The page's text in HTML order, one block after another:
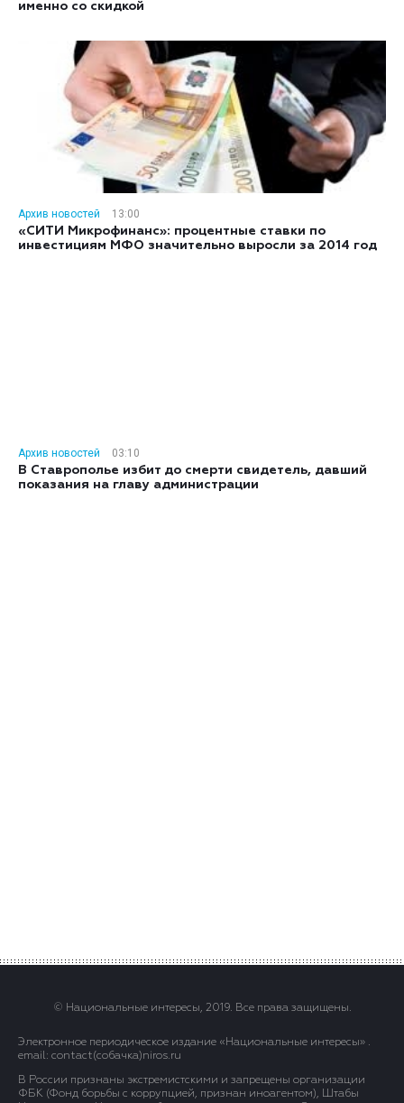
именно со скидкой
Архив новостей
13:00
«СИТИ Микрофинанс»: процентные ставки по
инвестициям МФО значительно выросли за 2014 год
Архив новостей
03:10
В Ставрополье избит до смерти свидетель, давший
показания на главу администрации
© Национальные интересы, 2019. Все права защищены.
Электронное периодическое издание «Национальные интересы» .
email: contact(сoбaчка)niros.ru
В России признаны экстремистскими и запрещены организации
ФБК (Фонд борьбы с коррупцией, признан иноагентом), Штабы